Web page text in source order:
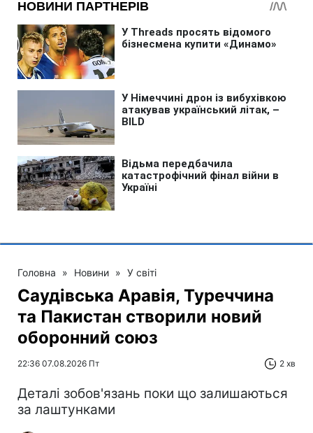
Головна » Новини » У світі
Саудівська Аравія, Туреччина
та Пакистан створили новий
оборонний союз
22:36 07.08.2026 Пт 2 хв
Деталі зобов'язань поки що залишаються
за лаштунками